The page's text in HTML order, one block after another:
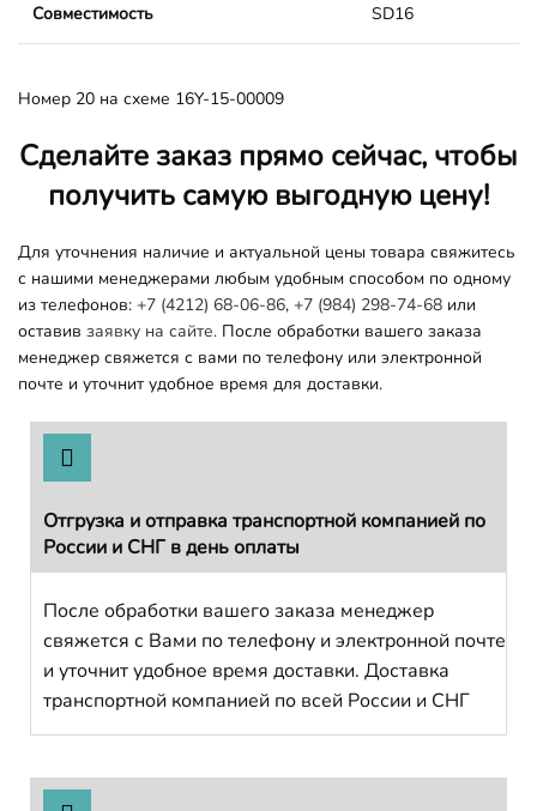
Совместимость SD16
Номер 20 на схеме 16Y-15-00009
Сделайте заказ прямо сейчас, чтобы
получить самую выгодную цену!
Для уточнения наличие и актуальной цены товара свяжитесь
с нашими менеджерами любым удобным способом по одному
из телефонов: +7 (4212) 68-06-86, +7 (984) 298-74-68 или
оставив заявку на сайте. После обработки вашего заказа
менеджер свяжется с вами по телефону или электронной
почте и уточнит удобное время для доставки.
Отгрузка и отправка транспортной компанией по
России и СНГ в день оплаты
После обработки вашего заказа менеджер
свяжется с Вами по телефону и электронной почте
и уточнит удобное время доставки. Доставка
транспортной компанией по всей России и СНГ